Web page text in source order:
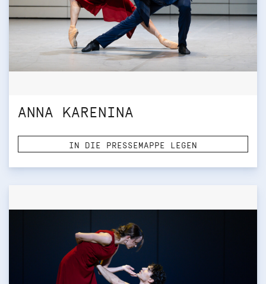
ANNA KARENINA
IN DIE PRESSEMAPPE LEGEN